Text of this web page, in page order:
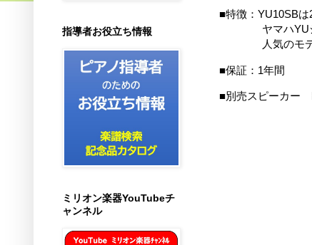
■特徴：YU10SBは
ヤマハYUシリ
人気のモ
■保証：1年間
■別売スピーカー
オープン
指導者お役立ち情報
ミリオン楽器YouTubeチ
ャンネル